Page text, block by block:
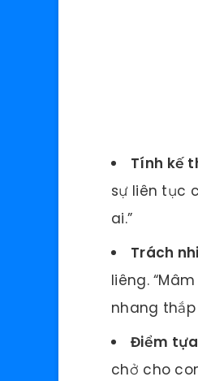
Tính kế
sự liên tục
ai.”
Trách
liêng.
nhang thắp
Điểm
chở cho